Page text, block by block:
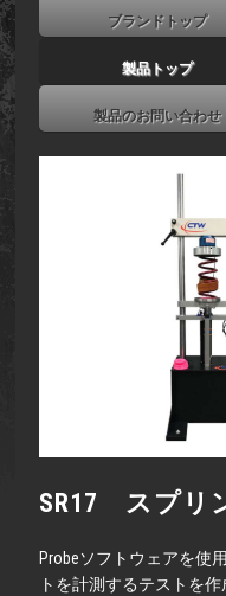
ブランドトップ
製品トップ
製品のお問い合わせ
SR17 スプリ
Probeソフトウェアを使
トを計測するテストを